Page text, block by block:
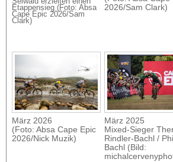
Etappensieg (Foto: Absa
Cape Epic 2026/Sam
Clark)
2026/Sam Clark)
März 2026
(Foto: Absa Cape Epic
2026/Nick Muzik)
März 2025
Mixed-Sieger
Rindler-Bachl /
Bachl (Bild: